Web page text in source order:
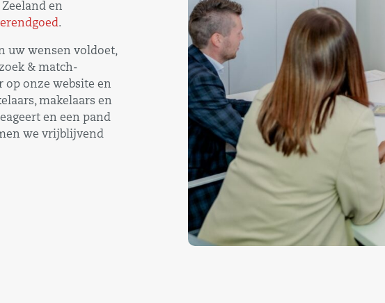
en
.
uw wensen voldoet,
& match-
op onze website en
makelaars en
en een pand
we vrijblijvend